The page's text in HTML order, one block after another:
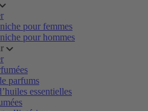
pour femmes
pour hommes
parfums
essentielles